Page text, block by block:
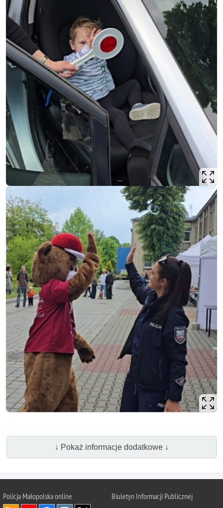
↓ Pokaż informacje dodatkowe ↓
Policja Małopolska online Biuletyn Informacji Publicznej